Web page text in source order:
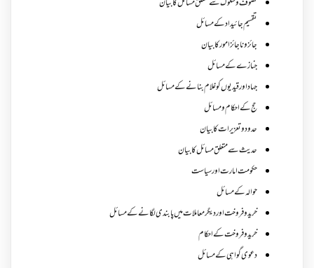
تصوف و سلوک سے متعلق مسائل کا بیان
تقسیم جائیداد کے مسائل
جائز و ناجائزامور کا بیان
جنازے کےمسائل
جہاد اور قیدیوں کو غلام بنانے کے مسائل
حج کے احکام ومسائل
حدود و تعزیرات کا بیان
حدیث سے متعلق مسائل کا بیان
حکومت امارت اور سیاست
حوالہ کے مسائل
خرید و فروخت اور دیگر معاملات میں پابندی لگانے کے مسائل
خرید و فروخت کے احکام
دعوی گواہی کے مسائل